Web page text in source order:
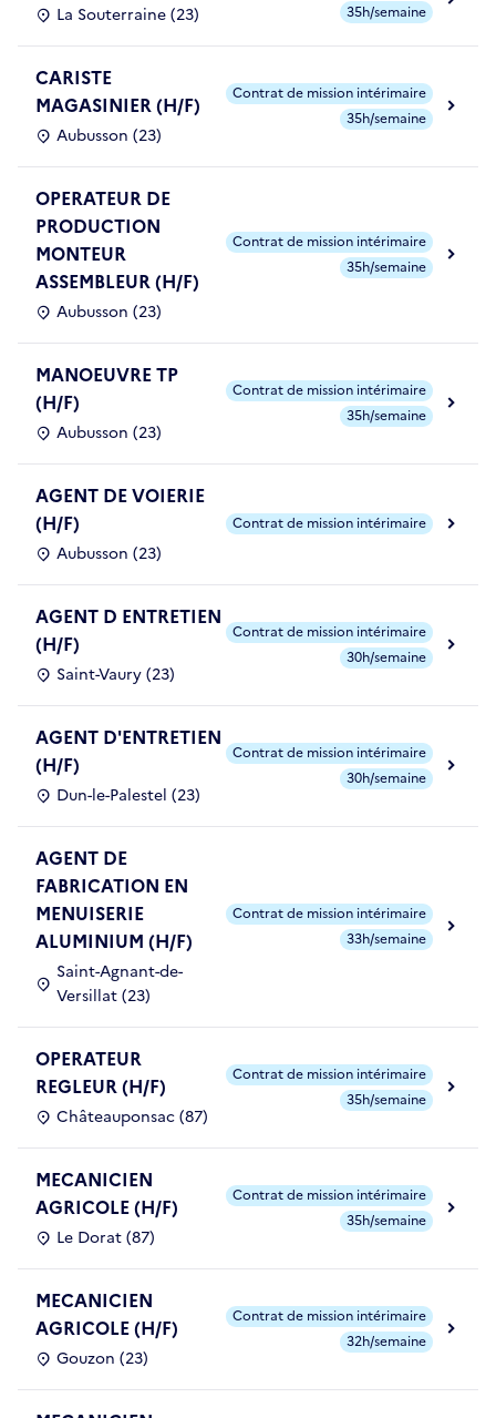
La Souterraine (23)
35h/semaine
CARISTE
MAGASINIER (H/F)
Aubusson (23)
Contrat de mission intérimaire
35h/semaine
OPERATEUR DE
PRODUCTION
MONTEUR
ASSEMBLEUR (H/F)
Aubusson (23)
Contrat de mission intérimaire
35h/semaine
MANOEUVRE TP
(H/F)
Aubusson (23)
Contrat de mission intérimaire
35h/semaine
AGENT DE VOIERIE
(H/F)
Aubusson (23)
Contrat de mission intérimaire
AGENT D ENTRETIEN
(H/F)
Saint-Vaury (23)
Contrat de mission intérimaire
30h/semaine
AGENT D'ENTRETIEN
(H/F)
Dun-le-Palestel (23)
Contrat de mission intérimaire
30h/semaine
AGENT DE
FABRICATION EN
MENUISERIE
ALUMINIUM (H/F)
Saint-Agnant-de-
Versillat (23)
Contrat de mission intérimaire
33h/semaine
OPERATEUR
REGLEUR (H/F)
Châteauponsac (87)
Contrat de mission intérimaire
35h/semaine
MECANICIEN
AGRICOLE (H/F)
Le Dorat (87)
Contrat de mission intérimaire
35h/semaine
MECANICIEN
AGRICOLE (H/F)
Gouzon (23)
Contrat de mission intérimaire
32h/semaine